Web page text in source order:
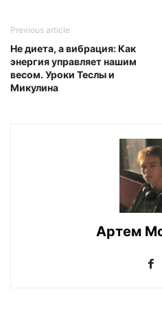
Previous article
Не диета, а вибрация: Как
энергия управляет нашим
весом. Уроки Теслы и
Микулина
Артем